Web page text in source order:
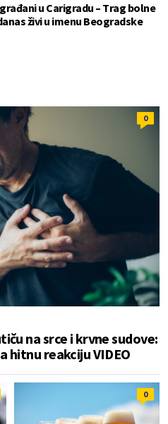
u Carigradu – Тrag bolne
živi u imenu Beogradske
0
na srce i krvne sudove:
hitnu reakciju VIDEO
0